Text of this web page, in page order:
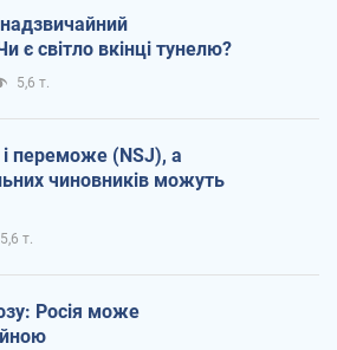
є світло вкінці тунелю?
5,6 т.
переможе (NSJ), а
чиновників можуть
5,6 т.
Росія може